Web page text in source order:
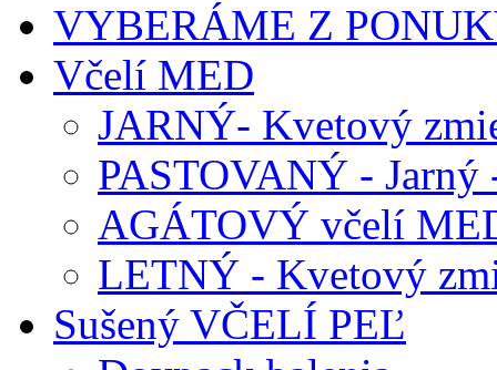
VYBERÁME Z
Včelí MED
JARNÝ- Kvetový
PASTOVANÝ -
AGÁTOVÝ včelí
LETNÝ - Kvetový
Sušený VČELÍ PEĽ